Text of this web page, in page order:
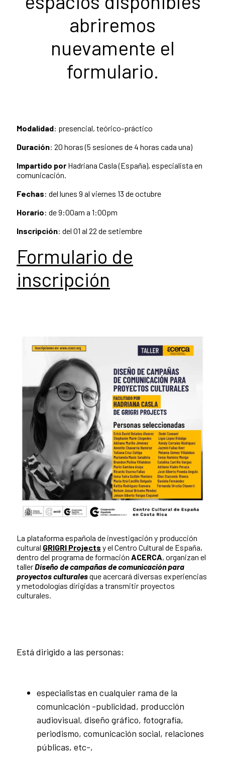
abriremos
nuevamente el
formulario.
Modalidad: presencial, teórico-práctico
Duración: 20 horas (5 sesiones de 4 horas cada una)
Impartido por Hadriana Casla (España), especialista en
comunicación.
Fechas: del lunes 9 al viernes 13 de octubre
Horario: de 9:00am a 1:00pm
Inscripción: del 01 al 22 de setiembre
Formulario de
inscripción
La plataforma española de investigación y producción
cultural GRIGRI Projects y el Centro Cultural de España,
dentro del programa de formación ACERCA, organizan el
taller Diseño de campañas de comunicación para
proyectos culturalesque acercará diversas experiencias
y metodologías dirigidas a transmitir proyectos
culturales.
Está dirigido a las personas:
especialistas en cualquier rama de la
comunicación -publicidad, producción
audiovisual, diseño gráfico, fotografía,
periodismo, comunicación social, relaciones
públicas, etc-,